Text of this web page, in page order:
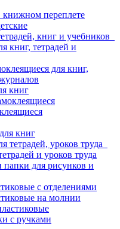
переплете
книг и учебников
книг, тетрадей и
для книг,
книг
книг
тетрадей, уроков труда
и уроков труда
для рисунков и
с отделениями
на молнии
с ручками